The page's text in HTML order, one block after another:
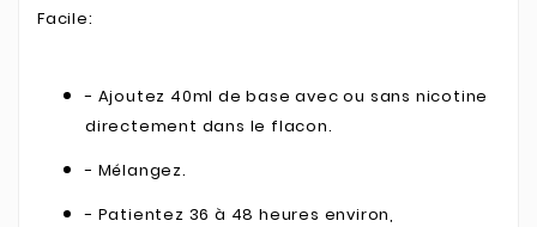
Facile:
- Ajoutez 40ml de base avec ou sans nicotine
directement dans le flacon.
- Mélangez.
- Patientez 36 à 48 heures environ,